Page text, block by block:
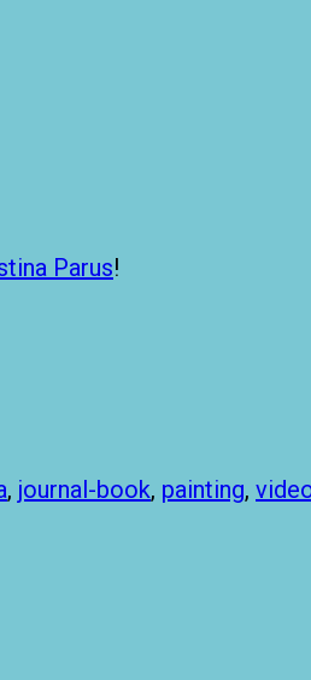
Parus!
, journal-book, painting,